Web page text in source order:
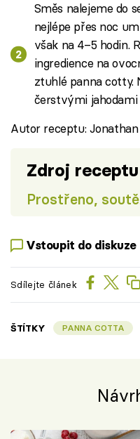
Směs nalejeme do
nejlépe přes noc
však na 4–5 hodin.
ingredience na
ztuhlé panna cotty.
čerstvými jahodami
Autor receptu:
Zdroj receptu
Prostřeno,
Vstoupit do diskuze
Sdílejte článek
ŠTÍTKY PANNA COTTA